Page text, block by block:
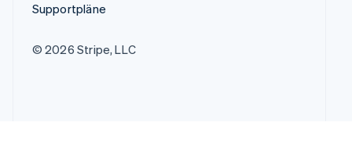
Supportpläne
© 2026 Stripe, LLC